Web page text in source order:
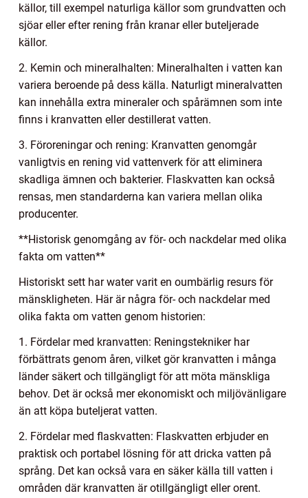
källor, till exempel naturliga källor som grundvatten och
sjöar eller efter rening från kranar eller buteljerade
källor.
2. Kemin och mineralhalten: Mineralhalten i vatten kan
variera beroende på dess källa. Naturligt mineralvatten
kan innehålla extra mineraler och spårämnen som inte
finns i kranvatten eller destillerat vatten.
3. Föroreningar och rening: Kranvatten genomgår
vanligtvis en rening vid vattenverk för att eliminera
skadliga ämnen och bakterier. Flaskvatten kan också
rensas, men standarderna kan variera mellan olika
producenter.
**Historisk genomgång av för- och nackdelar med olika
fakta om vatten**
Historiskt sett har water varit en oumbärlig resurs för
mänskligheten. Här är några för- och nackdelar med
olika fakta om vatten genom historien:
1. Fördelar med kranvatten: Reningstekniker har
förbättrats genom åren, vilket gör kranvatten i många
länder säkert och tillgängligt för att möta mänskliga
behov. Det är också mer ekonomiskt och miljövänligare
än att köpa buteljerat vatten.
2. Fördelar med flaskvatten: Flaskvatten erbjuder en
praktisk och portabel lösning för att dricka vatten på
språng. Det kan också vara en säker källa till vatten i
områden där kranvatten är otillgängligt eller orent.